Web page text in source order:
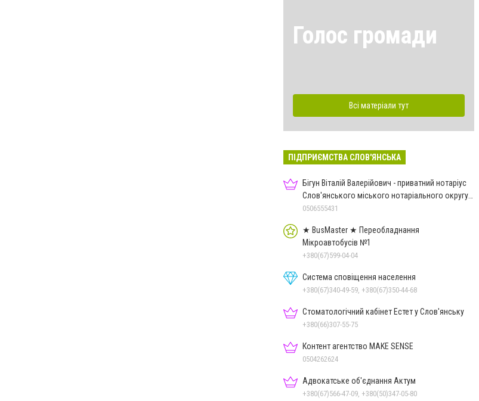
Голос громади
Всі матеріали тут
ПІДПРИЄМСТВА СЛОВ'ЯНСЬКА
Бігун Віталій Валерійович - приватний нотаріус
Слов'янського міського нотаріального округу
Дон.обл.
0506555431
★ BusMaster ★ Переобладнання
Мікроавтобусів №1
+380(67)599-04-04
Система сповіщення населення
+380(67)340-49-59, +380(67)350-44-68
Стоматологічний кабінет Естет у Слов'янську
+380(66)307-55-75
Контент агентство MAKE SENSE
0504262624
Адвокатське об'єднання Актум
+380(67)566-47-09, +380(50)347-05-80